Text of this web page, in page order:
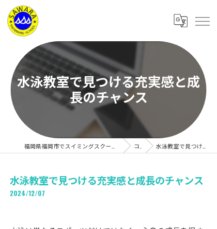
水泳教室で見つける充実感と成
長のチャンス
コラム 水泳教室で見つける充実感と成長のチャンス
水泳教室で見つける充実感と成長のチャンス
2024/12/07